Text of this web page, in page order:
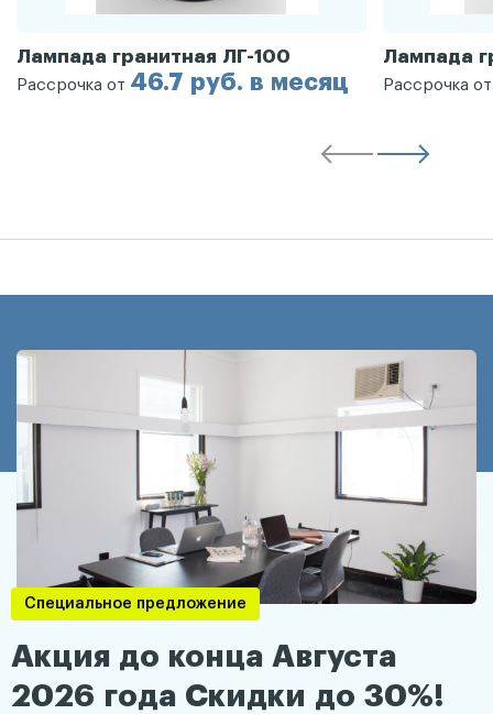
Лампада гранитная ЛГ-100
Рассрочка от 46.7 руб. в месяц
Лампада
Рассрочка
Специальное предложение
Акция до конца Августа
2026 года Скидки до 30%!